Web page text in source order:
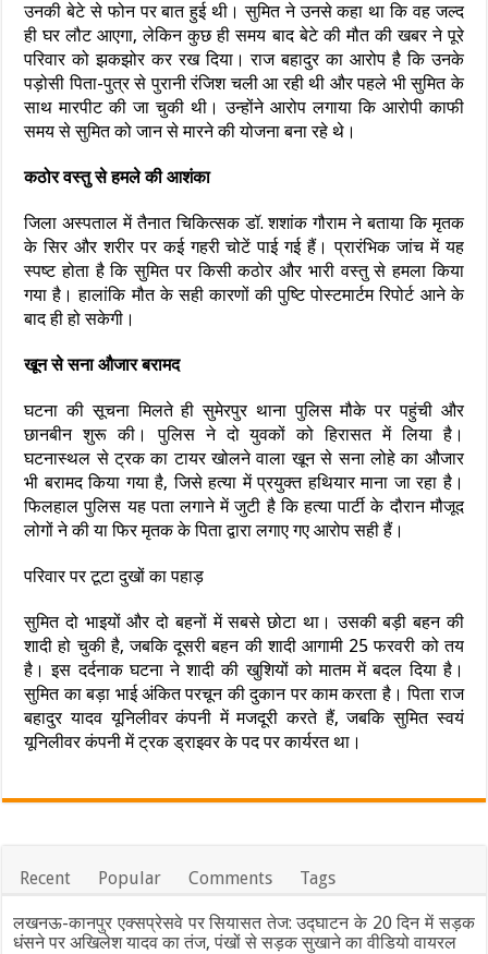
उनकी बेटे से फोन पर बात हुई थी। सुमित ने उनसे कहा था कि वह जल्द
ही घर लौट आएगा, लेकिन कुछ ही समय बाद बेटे की मौत की खबर ने पूरे
परिवार को झकझोर कर रख दिया। राज बहादुर का आरोप है कि उनके
पड़ोसी पिता-पुत्र से पुरानी रंजिश चली आ रही थी और पहले भी सुमित के
साथ मारपीट की जा चुकी थी। उन्होंने आरोप लगाया कि आरोपी काफी
समय से सुमित को जान से मारने की योजना बना रहे थे।
कठोर वस्तु से हमले की आशंका
जिला अस्पताल में तैनात चिकित्सक डॉ. शशांक गौराम ने बताया कि मृतक
के सिर और शरीर पर कई गहरी चोटें पाई गई हैं। प्रारंभिक जांच में यह
स्पष्ट होता है कि सुमित पर किसी कठोर और भारी वस्तु से हमला किया
गया है। हालांकि मौत के सही कारणों की पुष्टि पोस्टमार्टम रिपोर्ट आने के
बाद ही हो सकेगी।
खून से सना औजार बरामद
घटना की सूचना मिलते ही सुमेरपुर थाना पुलिस मौके पर पहुंची और
छानबीन शुरू की। पुलिस ने दो युवकों को हिरासत में लिया है।
घटनास्थल से ट्रक का टायर खोलने वाला खून से सना लोहे का औजार
भी बरामद किया गया है, जिसे हत्या में प्रयुक्त हथियार माना जा रहा है।
फिलहाल पुलिस यह पता लगाने में जुटी है कि हत्या पार्टी के दौरान मौजूद
लोगों ने की या फिर मृतक के पिता द्वारा लगाए गए आरोप सही हैं।
परिवार पर टूटा दुखों का पहाड़
सुमित दो भाइयों और दो बहनों में सबसे छोटा था। उसकी बड़ी बहन की
शादी हो चुकी है, जबकि दूसरी बहन की शादी आगामी 25 फरवरी को तय
है। इस दर्दनाक घटना ने शादी की खुशियों को मातम में बदल दिया है।
सुमित का बड़ा भाई अंकित परचून की दुकान पर काम करता है। पिता राज
बहादुर यादव यूनिलीवर कंपनी में मजदूरी करते हैं, जबकि सुमित स्वयं
यूनिलीवर कंपनी में ट्रक ड्राइवर के पद पर कार्यरत था।
Recent Popular Comments Tags
लखनऊ-कानपुर एक्सप्रेसवे पर सियासत तेज: उद्घाटन के 20 दिन में सड़क
धंसने पर अखिलेश यादव का तंज, पंखों से सड़क सुखाने का वीडियो वायरल